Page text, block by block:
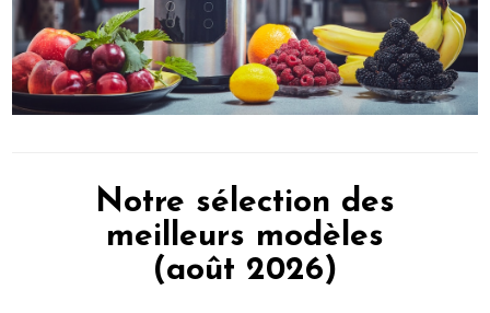
Notre sélection des
meilleurs modèles
(août 2026)